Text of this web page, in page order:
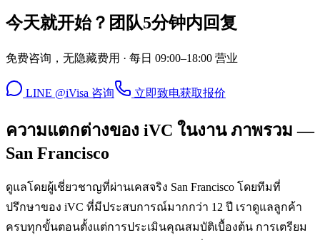
今天就开始？团队5分钟内回复
免费咨询，无隐藏费用 · 每日 09:00–18:00 营业
LINE @iVisa 咨询 立即致电获取报价
ความแตกต่างของ iVC ในงาน ภาพรวม —
San Francisco
ดูแลโดยผู้เชี่ยวชาญที่ผ่านเคสจริง San Francisco โดยทีมที่
ปรึกษาของ iVC ที่มีประสบการณ์มากกว่า 12 ปี เราดูแลลูกค้า
ครบทุกขั้นตอนตั้งแต่การประเมินคุณสมบัติเบื้องต้น การเตรียม